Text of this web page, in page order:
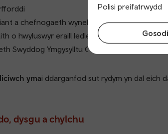
Polisi preifatrwydd
a chefnogaeth wyneb yn wyneb ddwywaith
o hwyluswyr eraill ledled Cymru a’r Gororau
Swyddog Ymgysylltu Cymunedol
ymai ddarganfod sut rydym yn dal eich
dysgu a chylchu